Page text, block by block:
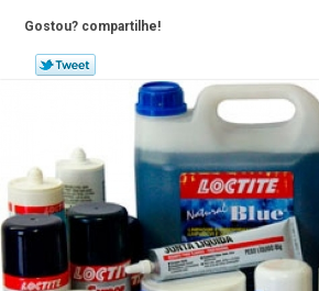
Gostou? compartilhe!